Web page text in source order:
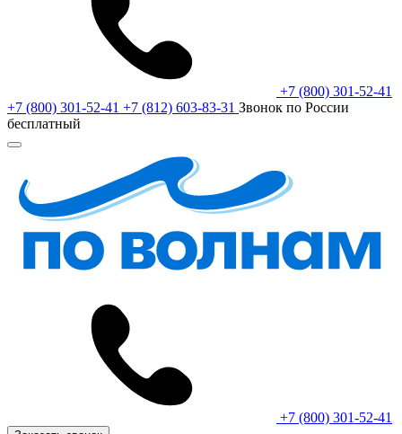
+7 (800) 301-52-41
+7 (800) 301-52-41 +7 (812) 603-83-31 Звонок по России
бесплатный
+7 (800) 301-52-41